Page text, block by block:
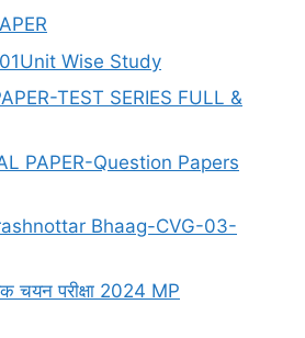
Wise Study
TEST SERIES FULL &
PAPER-Question Papers
Bhaag-CVG-03-
चयन परीक्षा 2024 MP